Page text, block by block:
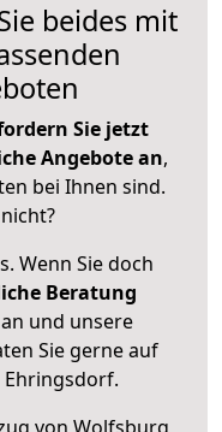
beides mit
Sie jetzt
Angebote an,
bei Ihnen sind.
Wenn Sie doch
Beratung
und unsere
Sie gerne auf